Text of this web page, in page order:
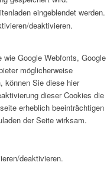
eingeblendet werden.
deaktivieren.
Google Webfonts, Google
möglicherweise
können Sie diese hier
dieser Cookies die
erheblich beeinträchtigen
der Seite wirksam.
deaktivieren.